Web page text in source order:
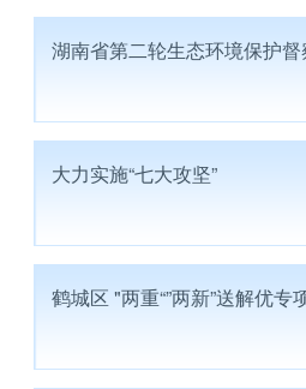
湖南省第二轮生态环境保护
大力实施“七大攻坚”
鹤城区 "两重“”两新”送解优专